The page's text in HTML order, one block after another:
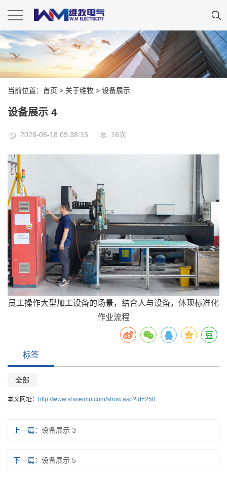
当前位置： 首页 > 关于维牧 > 设备展示
设备展示 4
2026-05-18 09:38:15 16次
员工操作大型加工设备的场景，结合人与设备，体现标准化
作业流程
标签
全部
本文网址： http://www.shweimu.com/show.asp?id=250
上一篇： 设备展示 3
下一篇： 设备展示 5